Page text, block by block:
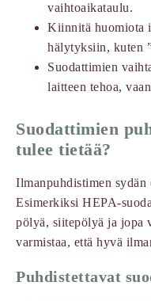
vaihtoaikataulu.
Kiinnitä huomiota
hälytyksiin, kuten
Suodattimien
laitteen tehoa,
Suodattimien
tulee tietää?
Ilmanpuhdistimen sydän
Esimerkiksi HEPA-
pölyä, siitepölyä ja jopa
varmistaa, että hyvä
Puhdistettavat